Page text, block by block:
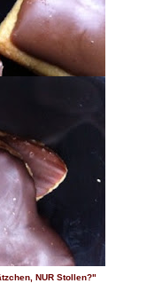
NUR Stollen?"